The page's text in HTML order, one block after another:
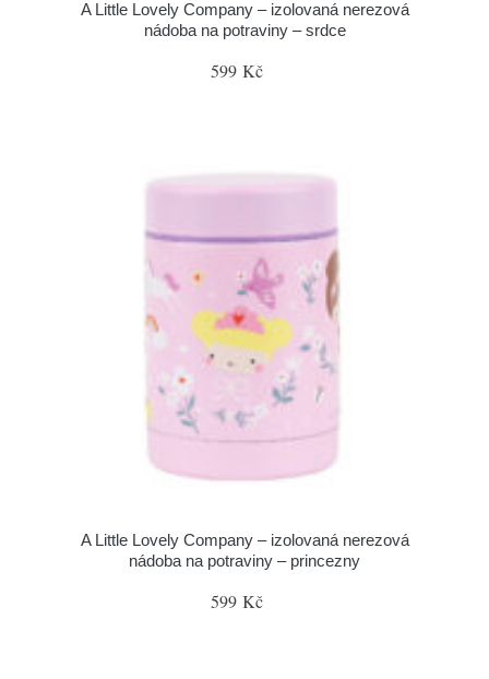
A Little Lovely Company – izolovaná nerezová
nádoba na potraviny – srdce
599 Kč
A Little Lovely Company – izolovaná nerezová
nádoba na potraviny – princezny
599 Kč